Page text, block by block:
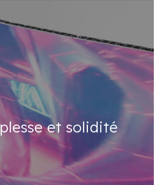
et solidité